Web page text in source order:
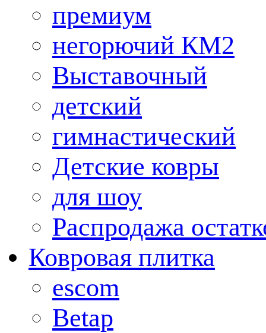
премиум
негорючий КМ2
Выставочный
детский
гимнастический
Детские ковры
для шоу
Распродажа
Ковровая плитка
escom
Betap